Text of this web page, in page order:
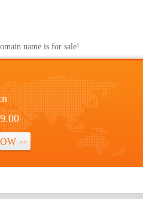
name is for sale!
>>